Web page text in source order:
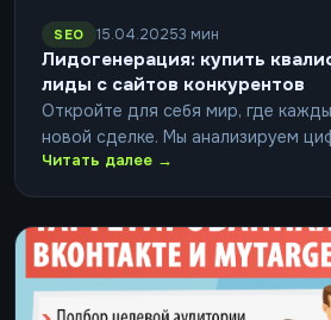
SEO 15.04.20253 мин
Лидогенерация: купить
лиды с сайтов конкурентов
Откройте для себя мир, где
новой сделке. Мы анализируем
Читать далее →